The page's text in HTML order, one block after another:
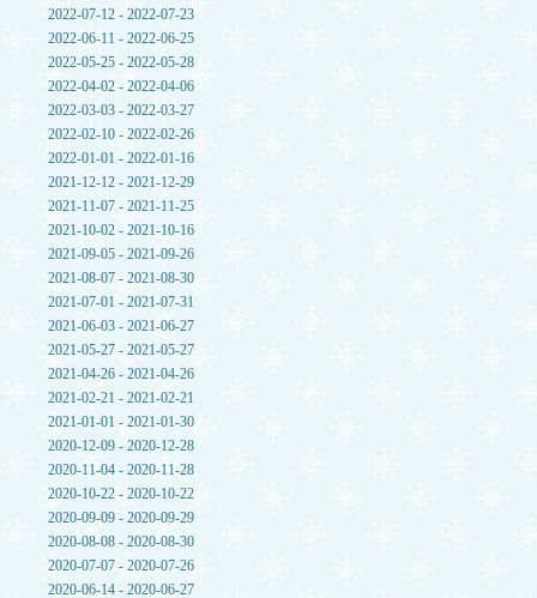
2022-07-12 - 2022-07-23
2022-06-11 - 2022-06-25
2022-05-25 - 2022-05-28
2022-04-02 - 2022-04-06
2022-03-03 - 2022-03-27
2022-02-10 - 2022-02-26
2022-01-01 - 2022-01-16
2021-12-12 - 2021-12-29
2021-11-07 - 2021-11-25
2021-10-02 - 2021-10-16
2021-09-05 - 2021-09-26
2021-08-07 - 2021-08-30
2021-07-01 - 2021-07-31
2021-06-03 - 2021-06-27
2021-05-27 - 2021-05-27
2021-04-26 - 2021-04-26
2021-02-21 - 2021-02-21
2021-01-01 - 2021-01-30
2020-12-09 - 2020-12-28
2020-11-04 - 2020-11-28
2020-10-22 - 2020-10-22
2020-09-09 - 2020-09-29
2020-08-08 - 2020-08-30
2020-07-07 - 2020-07-26
2020-06-14 - 2020-06-27